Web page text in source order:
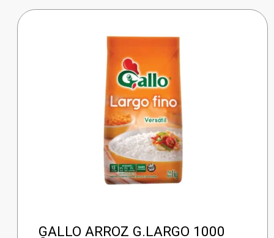
GALLO ARROZ G.LARGO 1000